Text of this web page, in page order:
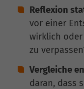
Reflexion
vor einer
wirklich
zu
Vergleiche
daran, dass